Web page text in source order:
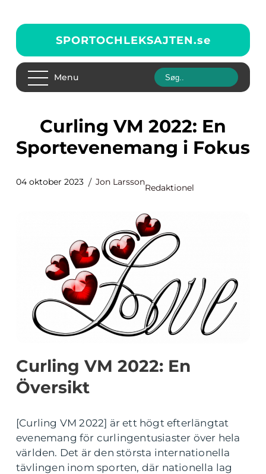
SPORTOCHLEKSAJTEN.se
Menu
Curling VM 2022: En
Sportevenemang i Fokus
04 oktober 2023 Jon Larsson
Redaktionel
Curling VM 2022: En
Översikt
[Curling VM 2022] är ett högt efterlängtat
evenemang för curlingentusiaster över hela
världen. Det är den största internationella
tävlingen inom sporten, där nationella lag